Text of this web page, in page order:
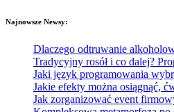
Najnowsze Newsy:
Dlaczego odtruwanie
Tradycyjny rosół i co dalej?
Jaki język programowania
Jakie efekty można osiągnąć,
Jak zorganizować event